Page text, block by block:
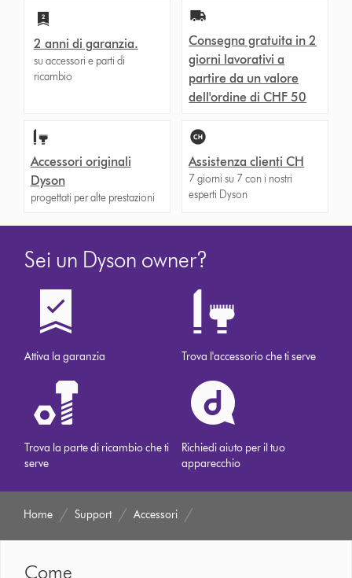
2 anni di garanzia.
su accessori e parti di
ricambio
Consegna gratuita in 2
giorni lavorativi a
partire da un valore
dell'ordine di CHF 50
Accessori originali
Dyson
progettati per alte prestazioni
Assistenza clienti CH
7 giorni su 7 con i nostri
esperti Dyson
Sei un Dyson owner?
Attiva la garanzia Trova l'accessorio che ti serve
Trova la parte di ricambio che ti
serve
Richiedi aiuto per il tuo
apparecchio
Home Support Accessori
Come